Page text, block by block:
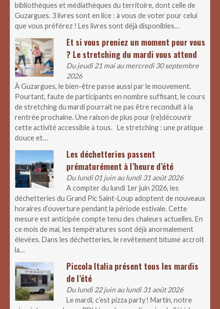
bibliothèques et médiathèques du territoire, dont celle de
Guzargues. 3 livres sont en lice : à vous de voter pour celui
que vous préférez ! Les livres sont déjà disponibles…
Et si vous preniez un moment pour vous
? Le stretching du mardi vous attend
Du jeudi 21 mai au mercredi 30 septembre
2026
À Guzargues, le bien-être passe aussi par le mouvement.
Pourtant, faute de participants en nombre suffisant, le cours
de stretching du mardi pourrait ne pas être reconduit à la
rentrée prochaine. Une raison de plus pour (re)découvrir
cette activité accessible à tous. Le stretching : une pratique
douce et…
Les déchetteries passent
prématurément à l’heure d’été
Du lundi 01 juin au lundi 31 août 2026
A compter du lundi 1er juin 2026, les
déchetteries du Grand Pic Saint-Loup adoptent de nouveaux
horaires d’ouverture pendant la période estivale. Cette
mesure est anticipée compte tenu des chaleurs actuelles. En
ce mois de mai, les températures sont déjà anormalement
élevées. Dans les déchetteries, le revêtement bitume accroît
la…
Piccola Italia présent tous les mardis
de l’été
Du lundi 22 juin au lundi 31 août 2026
Le mardi, c’est pizza party ! Martin, notre